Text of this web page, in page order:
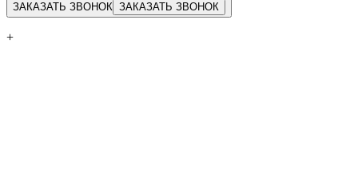
ЗАКАЗАТЬ ЗВОНОК
+